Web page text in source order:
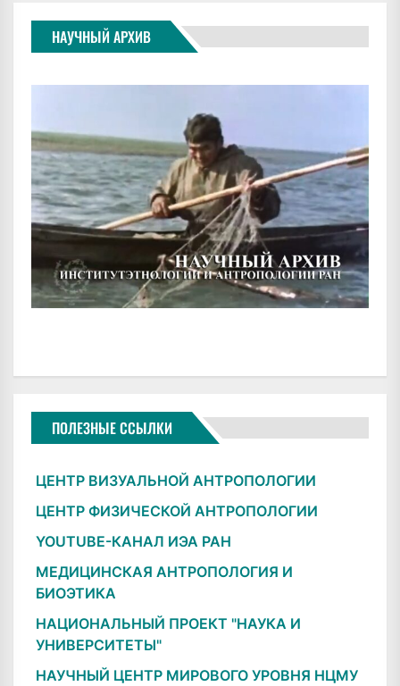
НАУЧНЫЙ АРХИВ
ПОЛЕЗНЫЕ ССЫЛКИ
ЦЕНТР ВИЗУАЛЬНОЙ АНТРОПОЛОГИИ
ЦЕНТР ФИЗИЧЕСКОЙ АНТРОПОЛОГИИ
YOUTUBE-КАНАЛ ИЭА РАН
МЕДИЦИНСКАЯ АНТРОПОЛОГИЯ И
БИОЭТИКА
НАЦИОНАЛЬНЫЙ ПРОЕКТ "НАУКА И
УНИВЕРСИТЕТЫ"
НАУЧНЫЙ ЦЕНТР МИРОВОГО УРОВНЯ НЦМУ